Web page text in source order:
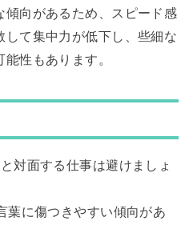
傾向があるため、スピード感
して集中力が低下し、些細な
性もあります。
対面する仕事は避けましょ
葉に傷つきやすい傾向があ